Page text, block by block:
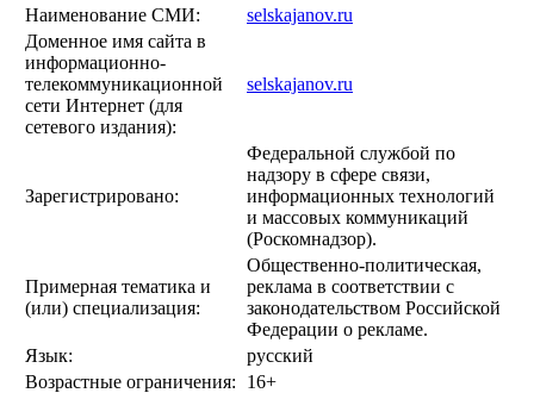
Наименование СМИ:
selskajanov.ru
Доменное имя сайта в
информационно-
телекоммуникационной
сети Интернет (для
сетевого издания):
selskajanov.ru
Зарегистрировано:
Федеральной службой по
надзору в сфере связи,
информационных технологий
и массовых коммуникаций
(Роскомнадзор).
Примерная тематика и
(или) специализация:
Общественно-политическая,
реклама в соответствии с
законодательством Российской
Федерации о рекламе.
Язык:
русский
Возрастные ограничения:
16+